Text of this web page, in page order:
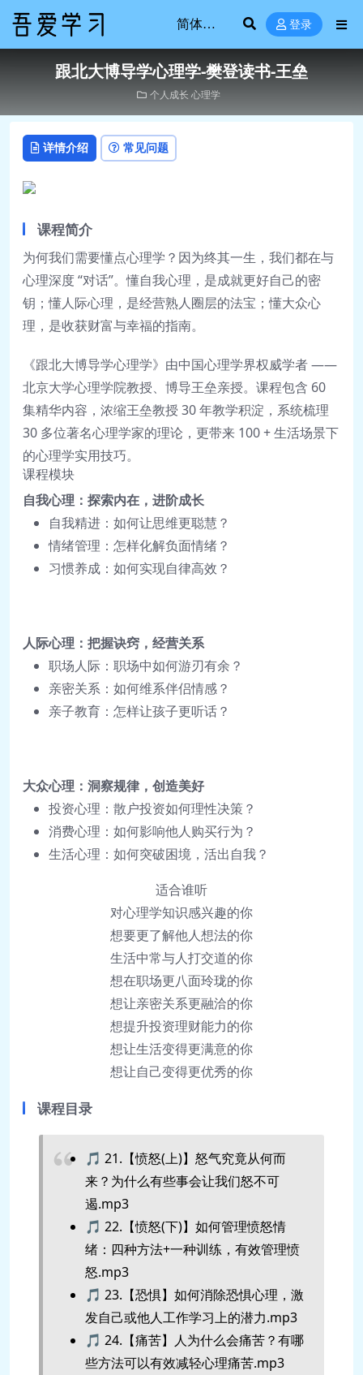
登录
跟北大博导学心理学-樊登读书-王垒
个人成长 心理学
详情介绍 常见问题
课程简介
为何我们需要懂点心理学？因为终其一生，我们都在与
心理深度 “对话”。懂自我心理，是成就更好自己的密
钥；懂人际心理，是经营熟人圈层的法宝；懂大众心
理，是收获财富与幸福的指南。
《跟北大博导学心理学》由中国心理学界权威学者 ——
北京大学心理学院教授、博导王垒亲授。课程包含 60
集精华内容，浓缩王垒教授 30 年教学积淀，系统梳理
30 多位著名心理学家的理论，更带来 100 + 生活场景下
的心理学实用技巧。
课程模块
自我心理：探索内在，进阶成长
自我精进：如何让思维更聪慧？
情绪管理：怎样化解负面情绪？
习惯养成：如何实现自律高效？
人际心理：把握诀窍，经营关系
职场人际：职场中如何游刃有余？
亲密关系：如何维系伴侣情感？
亲子教育：怎样让孩子更听话？
大众心理：洞察规律，创造美好
投资心理：散户投资如何理性决策？
消费心理：如何影响他人购买行为？
生活心理：如何突破困境，活出自我？
适合谁听
对心理学知识感兴趣的你
想要更了解他人想法的你
生活中常与人打交道的你
想在职场更八面玲珑的你
想让亲密关系更融洽的你
想提升投资理财能力的你
想让生活变得更满意的你
想让自己变得更优秀的你
课程目录
🎵 21.【愤怒(上)】怒气究竟从何而
来？为什么有些事会让我们怒不可
遏.mp3
🎵 22.【愤怒(下)】如何管理愤怒情
绪：四种方法+一种训练，有效管理愤
怒.mp3
🎵 23.【恐惧】如何消除恐惧心理，激
发自己或他人工作学习上的潜力.mp3
🎵 24.【痛苦】人为什么会痛苦？有哪
些方法可以有效减轻心理痛苦.mp3